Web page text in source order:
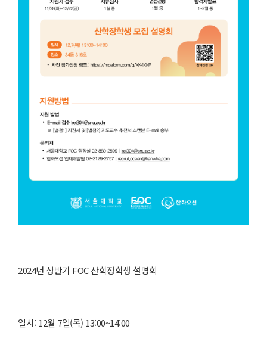
2024년 상반기 FOC 산학장학생 설명회
일시: 12월 7일(목) 13:00~14:00